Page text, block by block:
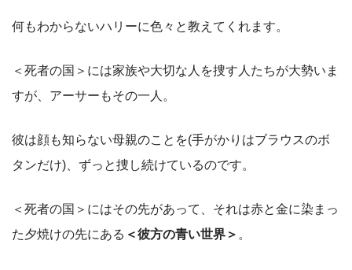
何もわからないハリーに色々と教えてくれます。
＜死者の国＞には家族や大切な人を捜す人たちが大勢いま
すが、アーサーもその一人。
彼は顔も知らない母親のことを(手がかりはブラウスのボ
タンだけ)、ずっと捜し続けているのです。
＜死者の国＞にはその先があって、それは赤と金に染まっ
た夕焼けの先にある ＜彼方の青い世界＞ 。